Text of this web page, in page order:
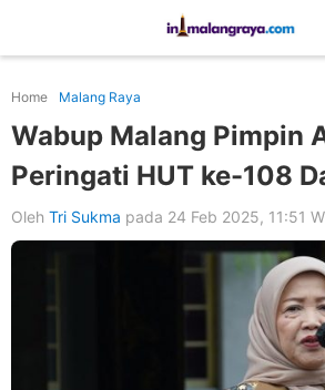
Home Malang Raya
Wabup Malang Pimpin
Peringati HUT ke-108
Oleh Tri Sukma pada 24 Feb 2025, 11:51